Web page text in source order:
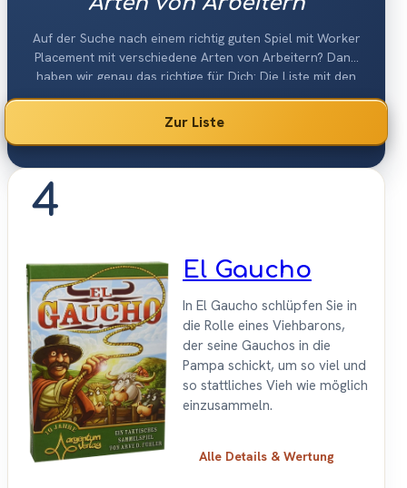
Auf der Suche nach einem richtig guten Spiel mit Worker
Placement mit verschiedene Arten von Arbeitern? Dann
haben wir genau das richtige für Dich: Die Liste mit den
besten Worker Placement (verschiedene Arbeiter)-
Spielen 2026.
Zur Liste
4
El Gaucho
In El Gaucho schlüpfen Sie in
die Rolle eines Viehbarons,
der seine Gauchos in die
Pampa schickt, um so viel und
so stattliches Vieh wie möglich
einzusammeln.
Alle Details & Wertung